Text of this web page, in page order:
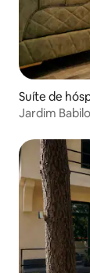
Suíte de
Jardim